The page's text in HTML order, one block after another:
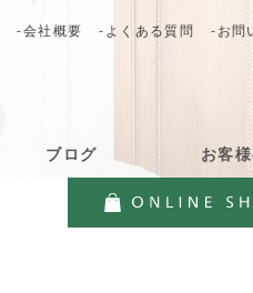
ブログ お客
-会社概要 -よくある質問 -お問